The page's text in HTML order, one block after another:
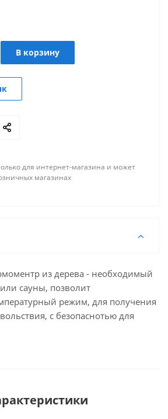
В корзину
для интернет-магазина и может
магазинах
из дерева - необходимый
сауны, позволит
режим, для получения
с безопаснотью для